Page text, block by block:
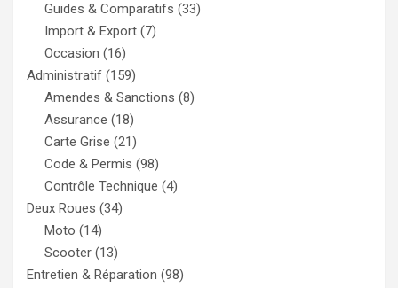
Guides & Comparatifs (33)
Import & Export (7)
Occasion (16)
Administratif (159)
Amendes & Sanctions (8)
Assurance (18)
Carte Grise (21)
Code & Permis (98)
Contrôle Technique (4)
Deux Roues (34)
Moto (14)
Scooter (13)
Entretien & Réparation (98)